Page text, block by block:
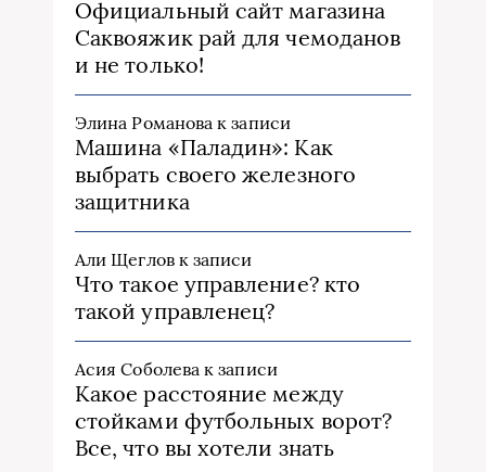
Официальный сайт магазина
Саквояжик рай для чемоданов
и не только!
Элина Романова к записи
Машина «Паладин»: Как
выбрать своего железного
защитника
Али Щегловк записи
Что такое управление? кто
такой управленец?
Асия Соболева к записи
Какое расстояние между
стойками футбольных ворот?
Все, что вы хотели знать